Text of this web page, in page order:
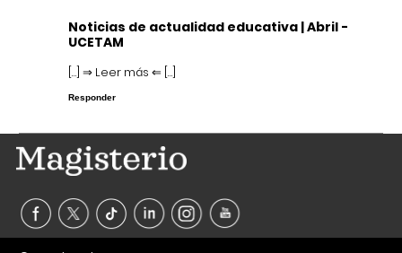
Noticias de actualidad educativa | Abril -
UCETAM
[…] ⇒ Leer más ⇐ […]
Responder